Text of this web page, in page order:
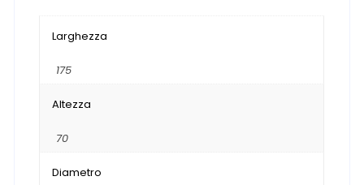
Larghezza
175
Altezza
70
Diametro